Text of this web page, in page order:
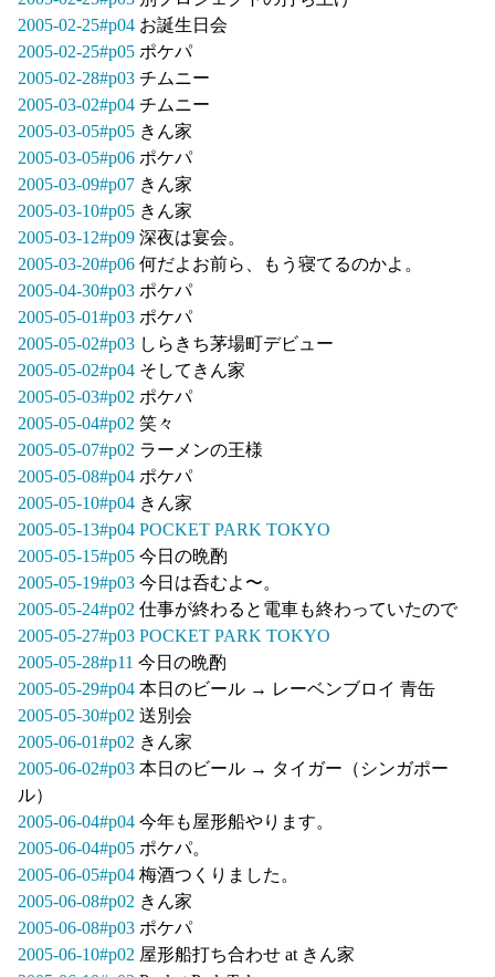
2005-02-25#p04 お誕生日会
2005-02-25#p05 ポケパ
2005-02-28#p03 チムニー
2005-03-02#p04 チムニー
2005-03-05#p05 きん家
2005-03-05#p06 ポケパ
2005-03-09#p07 きん家
2005-03-10#p05 きん家
2005-03-12#p09 深夜は宴会。
2005-03-20#p06 何だよお前ら、もう寝てるのかよ。
2005-04-30#p03 ポケパ
2005-05-01#p03 ポケパ
2005-05-02#p03 しらきち茅場町デビュー
2005-05-02#p04 そしてきん家
2005-05-03#p02 ポケパ
2005-05-04#p02 笑々
2005-05-07#p02 ラーメンの王様
2005-05-08#p04 ポケパ
2005-05-10#p04 きん家
2005-05-13#p04 POCKET PARK TOKYO
2005-05-15#p05 今日の晩酌
2005-05-19#p03 今日は呑むよ〜。
2005-05-24#p02 仕事が終わると電車も終わっていたので
2005-05-27#p03 POCKET PARK TOKYO
2005-05-28#p11 今日の晩酌
2005-05-29#p04 本日のビール → レーベンブロイ 青缶
2005-05-30#p02 送別会
2005-06-01#p02 きん家
2005-06-02#p03 本日のビール → タイガー（シンガポー
ル）
2005-06-04#p04 今年も屋形船やります。
2005-06-04#p05 ポケパ。
2005-06-05#p04 梅酒つくりました。
2005-06-08#p02 きん家
2005-06-08#p03 ポケパ
2005-06-10#p02 屋形船打ち合わせ at きん家